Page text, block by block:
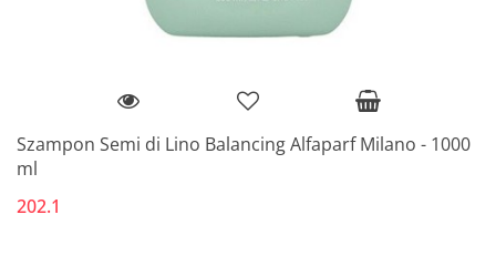
Szampon Semi di Lino Balancing Alfaparf Milano - 1000
ml
202.1